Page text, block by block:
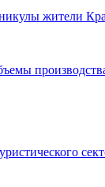
жители